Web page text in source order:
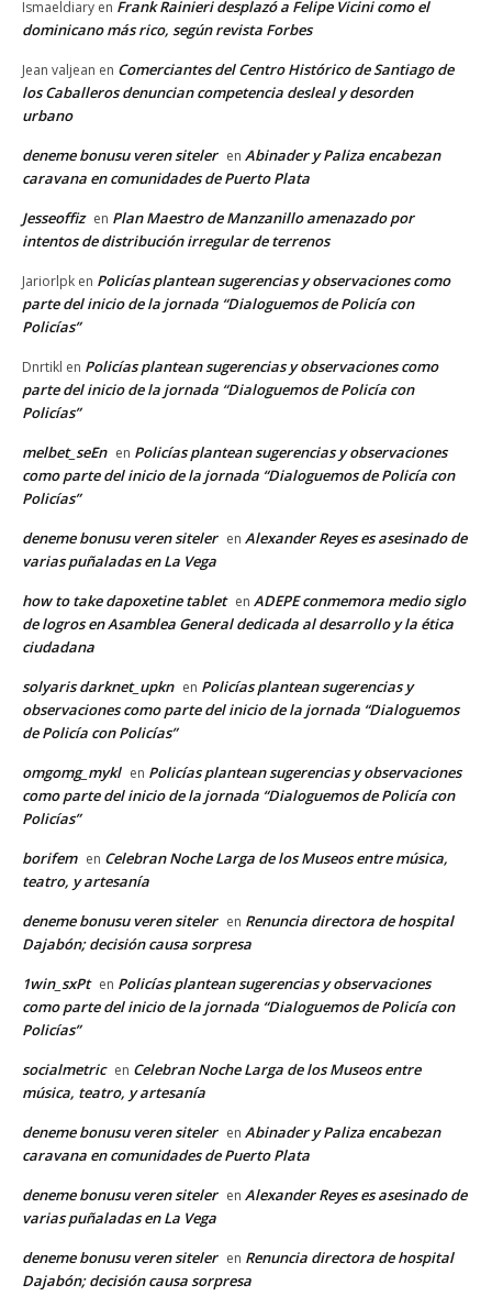
Ismaeldiary en Frank Rainieri desplazó a Felipe Vicini como el
dominicano más rico, según revista Forbes
Jean valjean en Comerciantes del Centro Histórico de Santiago de
los Caballeros denuncian competencia desleal y desorden
urbano
deneme bonusu veren siteler en Abinader y Paliza encabezan
caravana en comunidades de Puerto Plata
Jesseoffiz en Plan Maestro de Manzanillo amenazado por
intentos de distribución irregular de terrenos
Jariorlpk en Policías plantean sugerencias y observaciones como
parte del inicio de la jornada “Dialoguemos de Policía con
Policías”
Dnrtikl en Policías plantean sugerencias y observaciones como
parte del inicio de la jornada “Dialoguemos de Policía con
Policías”
melbet_seEn en Policías plantean sugerencias y observaciones
como parte del inicio de la jornada “Dialoguemos de Policía con
Policías”
deneme bonusu veren siteler en Alexander Reyes es asesinado de
varias puñaladas en La Vega
how to take dapoxetine tablet en ADEPE conmemora medio siglo
de logros en Asamblea General dedicada al desarrollo y la ética
ciudadana
solyaris darknet_upkn en Policías plantean sugerencias y
observaciones como parte del inicio de la jornada “Dialoguemos
de Policía con Policías”
omgomg_mykl en Policías plantean sugerencias y observaciones
como parte del inicio de la jornada “Dialoguemos de Policía con
Policías”
borifem en Celebran Noche Larga de los Museos entre música,
teatro, y artesanía
deneme bonusu veren siteler en Renuncia directora de hospital
Dajabón; decisión causa sorpresa
1win_sxPt en Policías plantean sugerencias y observaciones
como parte del inicio de la jornada “Dialoguemos de Policía con
Policías”
socialmetric en Celebran Noche Larga de los Museos entre
música, teatro, y artesanía
deneme bonusu veren siteler en Abinader y Paliza encabezan
caravana en comunidades de Puerto Plata
deneme bonusu veren siteler en Alexander Reyes es asesinado de
varias puñaladas en La Vega
deneme bonusu veren siteler en Renuncia directora de hospital
Dajabón; decisión causa sorpresa